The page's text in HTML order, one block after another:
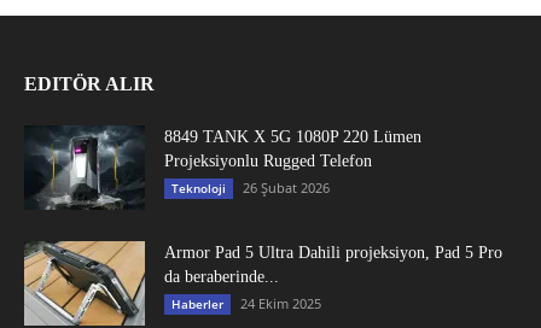
EDITÖR ALIR
8849 TANK X 5G 1080P 220 Lümen
Projeksiyonlu Rugged Telefon
Teknoloji 26 Şubat 2026
Armor Pad 5 Ultra Dahili projeksiyon, Pad 5 Pro
da beraberinde...
Haberler 24 Ekim 2025